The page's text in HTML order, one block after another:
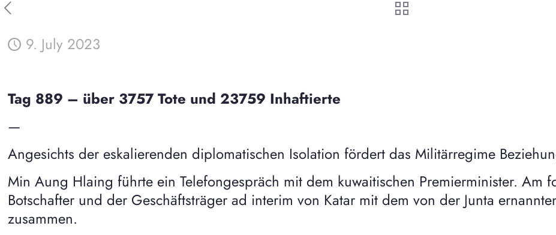
9. July 2023
Tag 889 – über 3757 Tote und 23759 Inhaftierte
—
Angesichts der eskalierenden diplomatischen Isolation fördert das Militärregime
Min Aung Hlaing führte ein Telefongespräch mit dem kuwaitischen Premierminister. Am
Botschafter und der Geschäftsträger ad interim von Katar mit dem von der Junta
zusammen.